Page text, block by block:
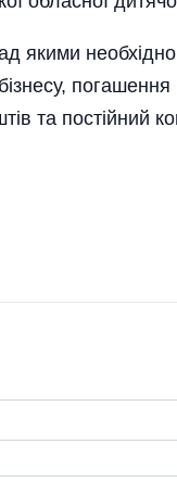
якими
та постійний